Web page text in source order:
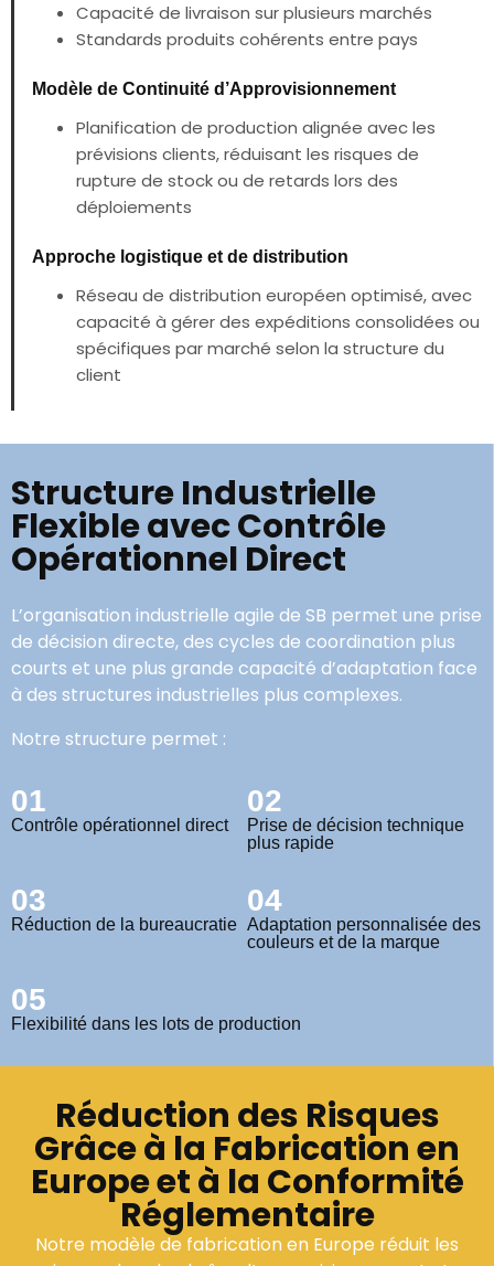
Capacité de livraison sur plusieurs marchés
Standards produits cohérents entre pays
Modèle de Continuité d’Approvisionnement
Planification de production alignée avec les
prévisions clients, réduisant les risques de
rupture de stock ou de retards lors des
déploiements
Approche logistique et de distribution
Réseau de distribution européen optimisé, avec
capacité à gérer des expéditions consolidées ou
spécifiques par marché selon la structure du
client
Structure Industrielle
Flexible avec Contrôle
Opérationnel Direct
L’organisation industrielle agile de SB permet une prise
de décision directe, des cycles de coordination plus
courts et une plus grande capacité d’adaptation face
à des structures industrielles plus complexes.
Notre structure permet :
01
Contrôle opérationnel direct
02
Prise de décision technique
plus rapide
03
Réduction de la bureaucratie
04
Adaptation personnalisée des
couleurs et de la marque
05
Flexibilité dans les lots de production
Réduction des Risques
Grâce à la Fabrication en
Europe et à la Conformité
Réglementaire
Notre modèle de fabrication en Europe réduit les